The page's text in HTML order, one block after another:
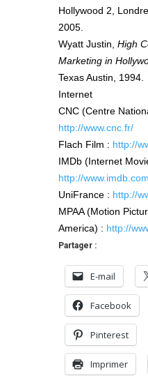
Hollywood 2,
2005.
Wyatt Justin, High
Marketing in
Texas Austin, 1994.
Internet
CNC (Centre
http://www.cnc.fr/
Flach Film : http://
IMDb (Internet
http://
UniFrance : http://
MPAA (Motion
America) : http://
Partager :
E-mail
Facebook
Pinterest
Imprimer